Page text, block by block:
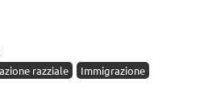
razziale
Immigrazione